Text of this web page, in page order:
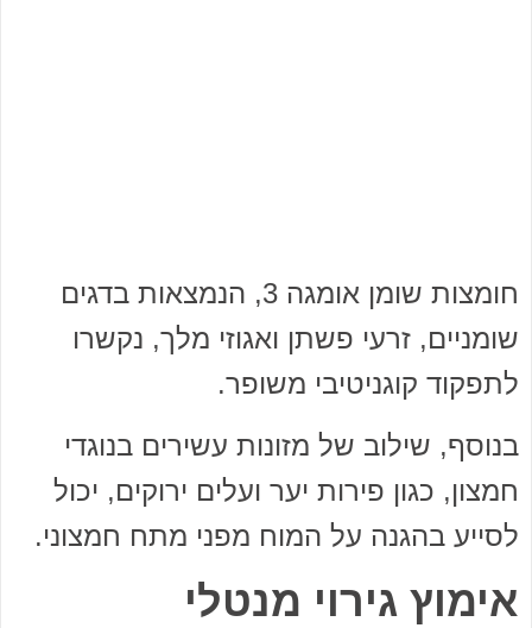
חומצות שומן אומגה 3, הנמצאות בדגים
שומניים, זרעי פשתן ואגוזי מלך, נקשרו
לתפקוד קוגניטיבי משופר.
בנוסף, שילוב של מזונות עשירים בנוגדי
חמצון, כגון פירות יער ועלים ירוקים, יכול
לסייע בהגנה על המוח מפני מתח חמצוני.
אימוץ גירוי מנטלי